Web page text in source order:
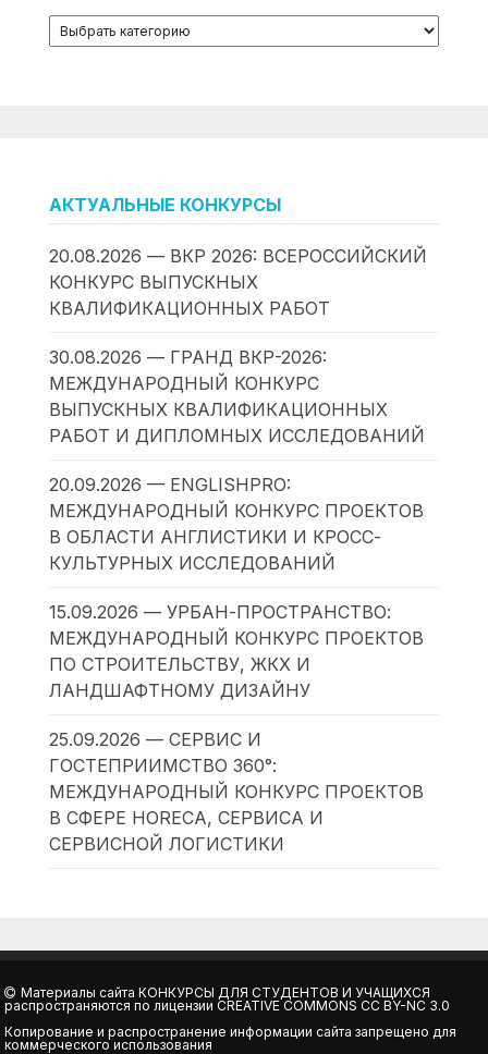
АКТУАЛЬНЫЕ КОНКУРСЫ
20.08.2026 — ВКР 2026: ВСЕРОССИЙСКИЙ
КОНКУРС ВЫПУСКНЫХ
КВАЛИФИКАЦИОННЫХ РАБОТ
30.08.2026 — ГРАНД ВКР-2026:
МЕЖДУНАРОДНЫЙ КОНКУРС
ВЫПУСКНЫХ КВАЛИФИКАЦИОННЫХ
РАБОТ И ДИПЛОМНЫХ ИССЛЕДОВАНИЙ
20.09.2026 — ENGLISHPRO:
МЕЖДУНАРОДНЫЙ КОНКУРС ПРОЕКТОВ
В ОБЛАСТИ АНГЛИСТИКИ И КРОСС-
КУЛЬТУРНЫХ ИССЛЕДОВАНИЙ
15.09.2026 — УРБАН-ПРОСТРАНСТВО:
МЕЖДУНАРОДНЫЙ КОНКУРС ПРОЕКТОВ
ПО СТРОИТЕЛЬСТВУ, ЖКХ И
ЛАНДШАФТНОМУ ДИЗАЙНУ
25.09.2026 — СЕРВИС И
ГОСТЕПРИИМСТВО 360°:
МЕЖДУНАРОДНЫЙ КОНКУРС ПРОЕКТОВ
В СФЕРЕ HORECA, СЕРВИСА И
СЕРВИСНОЙ ЛОГИСТИКИ
Материалы сайтаКОНКУРСЫ ДЛЯ СТУДЕНТОВ И УЧАЩИХСЯ
распространяются по лицензииCREATIVE COMMONS CC BY-NC 3.0
Копирование и распространение информации сайта запрещено для
коммерческого использования